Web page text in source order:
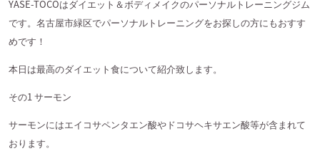
YASE-TOCOはダイエット＆ボディメイクのパーソナルトレーニングジム
です。名古屋市緑区でパーソナルトレーニングをお探しの方にもおすす
めです！
本日は最高のダイエット食について紹介致します。
その1サーモン
サーモンにはエイコサペンタエン酸やドコサヘキサエン酸等が含まれて
おります。